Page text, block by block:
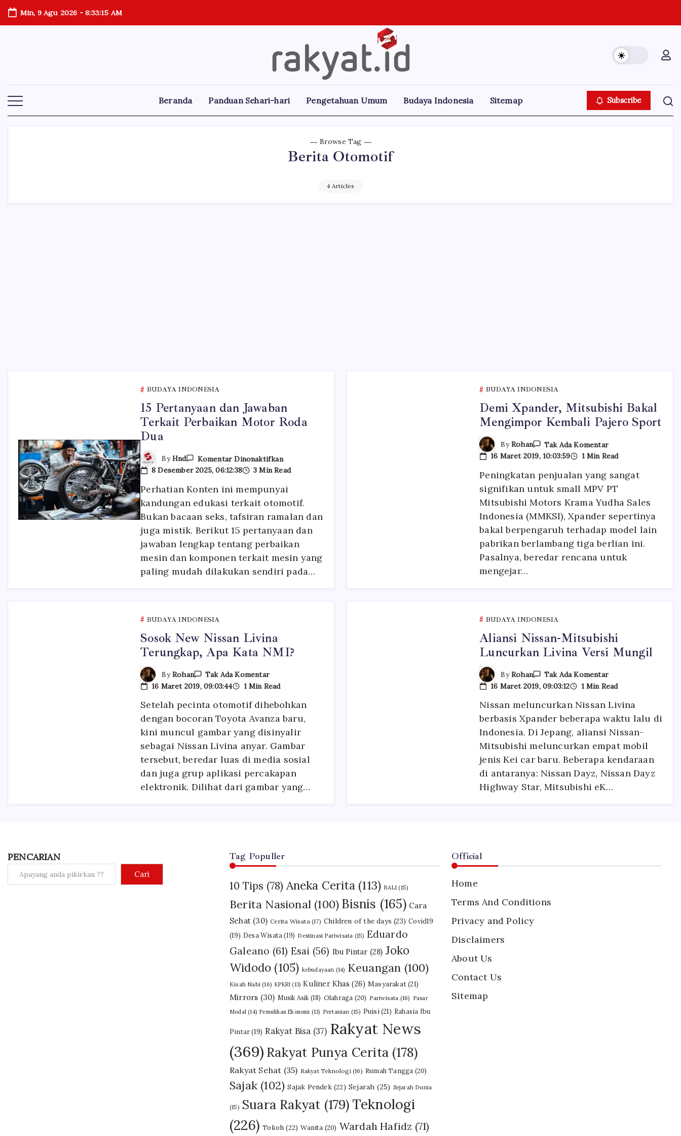
Skip
to
Min, 9 Agu 2026 -8:33:15 AM
Rakyat.id
Edukasi
Untuk
Umum
Beranda Panduan Sehari-hari Pengetahuan Umum Budaya Indonesia Sitemap Subscribe
Browse Tag
Berita Otomotif
4 Articles
BUDAYA INDONESIA
15 Pertanyaan dan Jawaban
Terkait Perbaikan Motor Roda
Dua
ByHnd Komentar DinonaktifkanPada
15
Pertanyaan
Jawaban
Terkait
Perbaikan
Motor
Roda
Dua
8 Desember 2025, 06:12:38 3 Min Read
Perhatian Konten ini mempunyai
kandungan edukasi terkait otomotif.
Bukan bacaan seks, tafsiran ramalan dan
juga mistik. Berikut 15 pertanyaan dan
jawaban lengkap tentang perbaikan
mesin dan komponen terkait mesin yang
paling mudah dilakukan sendiri pada…
BUDAYA INDONESIA
Demi Xpander, Mitsubishi Bakal
Mengimpor Kembali Pajero Sport
ByRohan Tak Ada KomentarPada
Demi
Xpander,
Bakal
Mengimpor
Kembali
Pajero
Sport
16 Maret 2019, 10:03:59 1 Min Read
Peningkatan penjualan yang sangat
signifikan untuk small MPV PT
Mitsubishi Motors Krama Yudha Sales
Indonesia (MMKSI), Xpander sepertinya
bakal berpengaruh terhadap model lain
pabrikan berlambang tiga berlian ini.
Pasalnya, beredar rencana untuk
mengejar…
BUDAYA INDONESIA
Sosok New Nissan Livina
Terungkap, Apa Kata NMI?
ByRohan Tak Ada KomentarPada
Sosok
New
Livina
Terungkap,
Apa
Kata
NMI?
16 Maret 2019, 09:03:44 1 Min Read
Setelah pecinta otomotif dihebohkan
dengan bocoran Toyota Avanza baru,
kini muncul gambar yang disinyalir
sebagai Nissan Livina anyar. Gambar
tersebut, beredar luas di media sosial
dan juga grup aplikasi percakapan
elektronik. Dilihat dari gambar yang…
BUDAYA INDONESIA
Aliansi Nissan-Mitsubishi
Luncurkan Livina Versi Mungil
ByRohan Tak Ada KomentarPada
Aliansi
Nissan-
Luncurkan
Livina
Versi
Mungil
16 Maret 2019, 09:03:12 1 Min Read
Nissan meluncurkan Nissan Livina
berbasis Xpander beberapa waktu lalu di
Indonesia. Di Jepang, aliansi Nissan-
Mitsubishi meluncurkan empat mobil
jenis Kei car baru. Beberapa kendaraan
di antaranya: Nissan Dayz, Nissan Dayz
Highway Star, Mitsubishi eK…
PENCARIAN
Cari
Tag Populler
10 Tips (78) Aneka Cerita (113) BALI (15)
Berita Nasional(100) Bisnis (165) Cara
Sehat(30) Cerita Wisata(17) Children of the days (23) Covid19
(19) Desa Wisata(19) Destinasi Pariwisata (15) Eduardo
Galeano (61) Esai (56) Ibu Pintar (28) Joko
Widodo (105) kebudayaan (14) Keuangan (100)
Kisah Nabi (16) KPKRI (13) Kuliner Khas (26) Masyarakat(21)
Mirrors (30) Musik Asik(18) Olahraga (20) Pariwisata (16) Pasar
Modal(14) Pemulihan Ekonomi (13) Pertanian (15) Puisi(21) Rahasia Ibu
Pintar(19) Rakyat Bisa (37) Rakyat News
(369) Rakyat Punya Cerita (178)
Rakyat Sehat (35) Rakyat Teknologi(16) Rumah Tangga (20)
Sajak(102) Sajak Pendek(22) Sejarah (25) Sejarah Dunia
(15) Suara Rakyat (179) Teknologi
(226) Tokoh (22) Wanita (20) Wardah Hafidz (71)
Official
Home
Terms And Conditions
Privacy and Policy
Disclaimers
About Us
Contact Us
Sitemap